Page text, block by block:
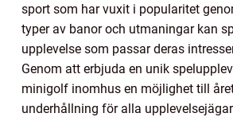
sport som har vuxit i popularitet
typer av banor och utmaningar kan
upplevelse som passar deras
Genom att erbjuda en unik
minigolf inomhus en möjlighet till
underhållning för alla